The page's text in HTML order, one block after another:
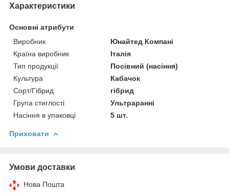
Характеристики
Основні атрибути
Виробник
Юнайтед Компані
Країна виробник
Італія
Тип продукції
Посівний (насіння)
Культура
Кабачок
Сорт/Гібрид
гібрид
Група стиглості
Ультраранні
Насіння в упаковці
5 шт.
Приховати
Умови доставки
Нова Пошта